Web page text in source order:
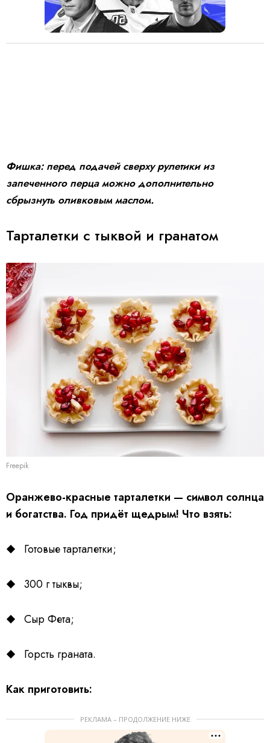
Фишка: перед подачей сверху рулетики из
запеченного перца можно дополнительно
сбрызнуть оливковым маслом.
Тарталетки с тыквой и гранатом
Freepik
Оранжево-красные тарталетки — символ солнца
и богатства. Год придёт щедрым! Что взять:
Готовые тарталетки;
300 г тыквы;
Сыр Фета;
Горсть граната.
Как приготовить:
РЕКЛАМА – ПРОДОЛЖЕНИЕ НИЖЕ